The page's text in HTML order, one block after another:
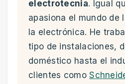
electrotecnia. Igual
apasiona el mundo de
la electrónica. He
tipo de instalaciones,
doméstico hasta el
clientes como